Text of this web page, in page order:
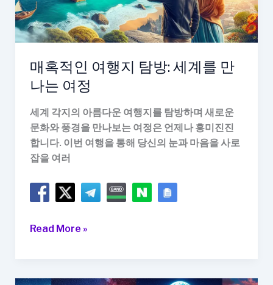
매혹적인 여행지 탐방: 세계를 만
나는 여정
세계 각지의 아름다운 여행지를 탐방하며 새로운
문화와 풍경을 만나보는 여정은 언제나 흥미진진
합니다. 이번 여행을 통해 당신의 눈과 마음을 사로
잡을 여러
매
Read More »